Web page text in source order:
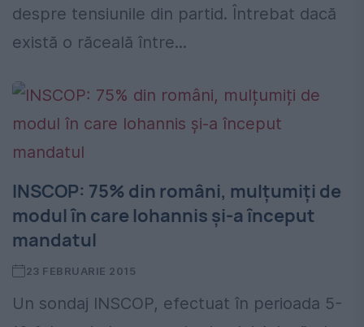
despre tensiunile din partid. Întrebat dacă
există o răceală între...
INSCOP: 75% din români, mulțumiți de
modul în care Iohannis și-a început
mandatul
23 FEBRUARIE 2015
Un sondaj INSCOP, efectuat în perioada 5-